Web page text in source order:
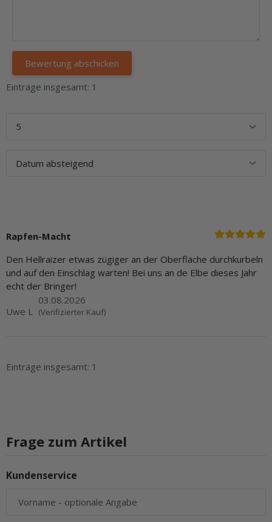
Einträge insgesamt: 1
Rapfen-Macht
Den Hellraizer etwas zügiger an der Oberfläche durchkurbeln
und auf den Einschlag warten! Bei uns an de Elbe dieses Jahr
echt der Bringer!
Uwe L
03.08.2026
(Verifizierter Kauf)
Einträge insgesamt: 1
Frage zum Artikel
Kundenservice
Vorname - optionale Angabe